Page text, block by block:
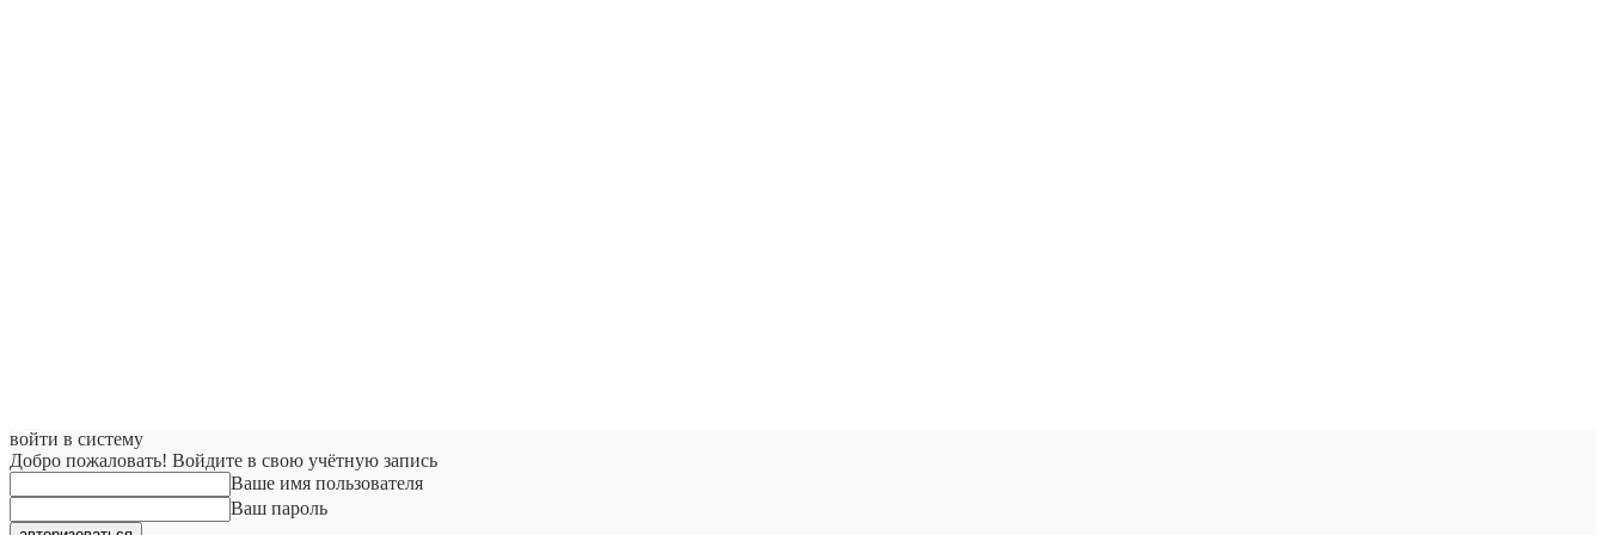
войти в систему
Добро пожаловать! Войдите в свою учётную запись
Ваше имя пользователя
Ваш пароль